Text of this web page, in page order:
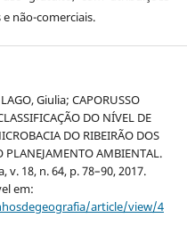
não-comerciais.
Giulia; CAPORUSSO
DO NÍVEL DE
DO RIBEIRÃO DOS
PLANEJAMENTO AMBIENTAL.
v. 18, n. 64, p. 78–90, 2017.
em:
article/view/4